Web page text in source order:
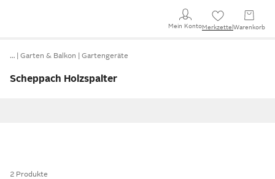
Mein KontoMerkzettel Warenkorb
… Garten & Balkon Gartengeräte
Scheppach Holzspalter
2 Produkte